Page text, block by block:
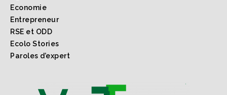
Economie
Entrepreneur
RSE et ODD
Ecolo Stories
Paroles d’expert